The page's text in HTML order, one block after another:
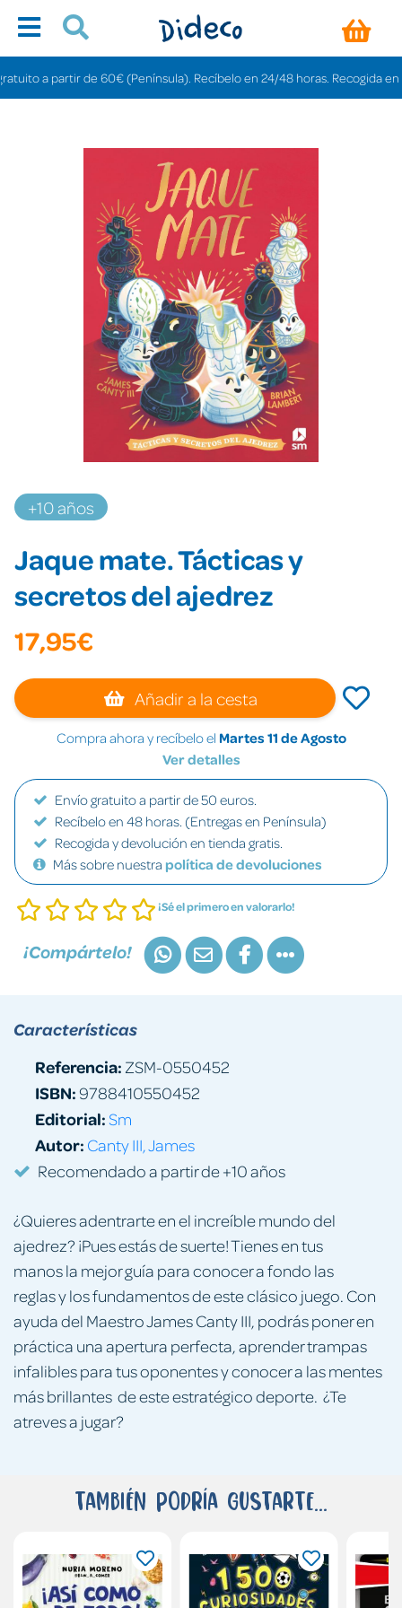
a partir de 60€ (Península). Recíbelo en 24/48 horas. Recogida en
+10 años
Jaque mate. Tácticas y
secretos del ajedrez
17,95€
Añadir a la cesta
Compra ahora y recíbelo el Martes 11 de Agosto
Ver detalles
Envío gratuito a partir de 50 euros.
Recíbelo en 48 horas. (Entregas en Península)
Recogida y devolución en tienda gratis.
Más sobre nuestra política de devoluciones
¡Sé el primero en valorarlo!
¡Compártelo!
¿Quieres adentrarte en el increíble mundo del
ajedrez? ¡Pues estás de suerte! Tienes en tus
manos la mejor guía para conocer a fondo las
reglas y los fundamentos de este clásico juego. Con
ayuda del Maestro James Canty III, podrás poner en
práctica una apertura perfecta, aprender trampas
infalibles para tus oponentes y conocer a las mentes
más brillantes de este estratégico deporte. ¿Te
atreves a jugar?
Características
Referencia: ZSM-0550452
ISBN:9788410550452
Editorial:Sm
Autor: Canty III, James
Recomendado a partir de +10 años
También podría gustarte...